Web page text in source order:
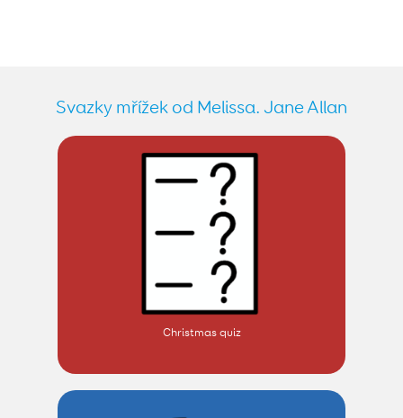
Svazky mřížek od Melissa. Jane Allan
Christmas quiz